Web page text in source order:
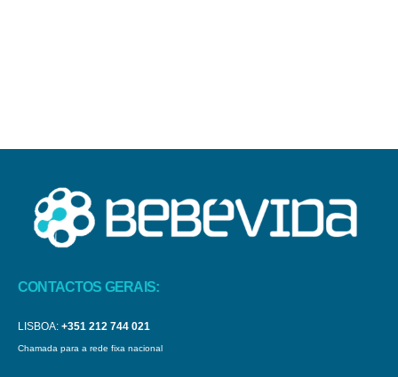
CONTACTOS GERAIS:
LISBOA: +351 212 744 021
Chamada para a rede fixa nacional